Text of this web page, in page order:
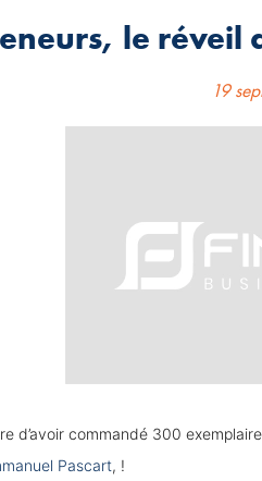
le réveil
19
d’avoir commandé 300
Pascart, !